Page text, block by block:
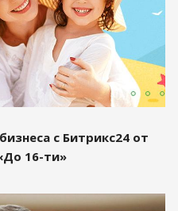
с Битрикс24 от
16-ти»